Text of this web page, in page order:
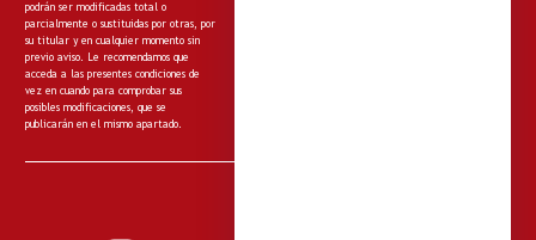
podrán ser modificadas total o
parcialmente o sustituidas por otras, por
su titular y en cualquier momento sin
previo aviso. Le recomendamos que
acceda a las presentes condiciones de
vez en cuando para comprobar sus
posibles modificaciones, que se
publicarán en el mismo apartado.